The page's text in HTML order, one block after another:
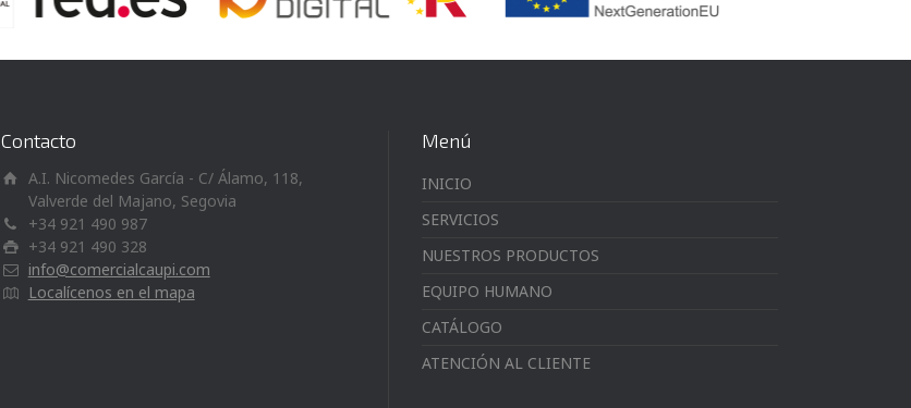
Contacto
A.I. Nicomedes García - C/ Álamo, 118,
Valverde del Majano, Segovia
+34 921 490 987
+34 921 490 328
info@comercialcaupi.com
Localícenos en el mapa
Menú
INICIO
SERVICIOS
NUESTROS PRODUCTOS
EQUIPO HUMANO
CATÁLOGO
ATENCIÓN AL CLIENTE